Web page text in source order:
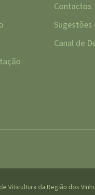
Contactos
Sugestões
Canal de
Viticultura da Região dos